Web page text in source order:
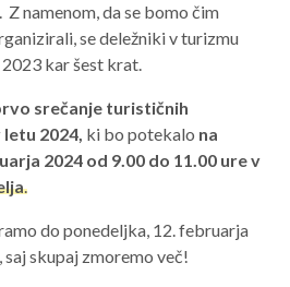
namenom, da se bomo čim
se deležniki v turizmu
kar šest krat.
srečanje turističnih
2024, ki bo potekalo na
2024 od 9.00 do 11.00 ure v
.
do ponedeljka, 12. februarja
saj skupaj zmoremo več!